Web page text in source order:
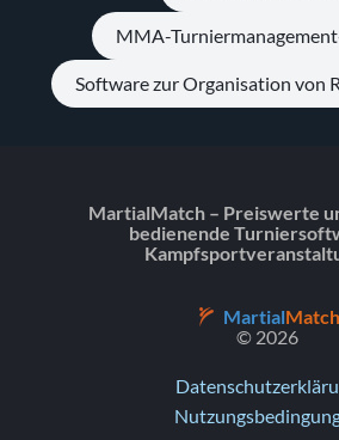
MMA-
Software zur Organisation von
MartialMatch – Preiswerte
bedienende
MartialMatch
© 2026